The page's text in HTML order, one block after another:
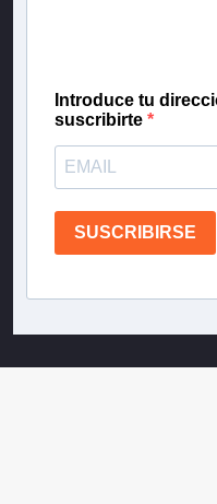
Introduce tu
suscribirte
SUSCRIBIRSE